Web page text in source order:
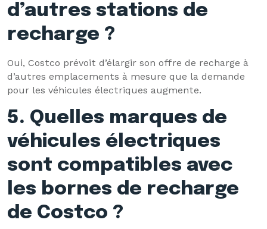
d’autres stations de
recharge ?
Oui, Costco prévoit d’élargir son offre de recharge à
d’autres emplacements à mesure que la demande
pour les véhicules électriques augmente.
5. Quelles marques de
véhicules électriques
sont compatibles avec
les bornes de recharge
de Costco ?